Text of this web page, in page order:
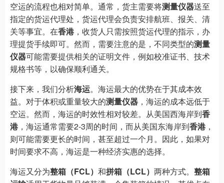
空运的流程也相对简单。通常，货主需要将测量仪器送至
指定的货运代理处，货运代理会负责安排航班、报关、清
关等事宜。在香港，收货人只需按照货运代理的指示，办
理提货手续即可。然而，需要注意的是，不同类型的测量
仪器可能需要提供相关的证明文件，例如校准证书、技术
规格书等，以确保顺利通关。
接下来，我们分析海运。海运最大的优势在于其成本效
益。对于体积或重量较大的测量仪器 ，海运的成本远低于
空运。然而，海运的时效性相对较差。从美国西海岸到香
港，海运通常需要2-3周的时间，而从美国东海岸到香港，
则可能需要更长的时间，甚至超过一个月。因此，如果对
时间要求不高，海运是一种经济实惠的选择。
海运又分为整箱（FCL） 和拼箱（LCL） 两种方式。 整箱